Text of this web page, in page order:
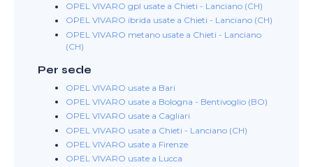
OPEL VIVARO gpl usate a Chieti - Lanciano (CH)
OPEL VIVARO ibrida usate a Chieti - Lanciano (CH)
OPEL VIVARO metano usate a Chieti - Lanciano
(CH)
Per sede
OPEL VIVARO usate a Bari
OPEL VIVARO usate a Bologna - Bentivoglio (BO)
OPEL VIVARO usate a Cagliari
OPEL VIVARO usate a Chieti - Lanciano (CH)
OPEL VIVARO usate a Firenze
OPEL VIVARO usate a Lucca